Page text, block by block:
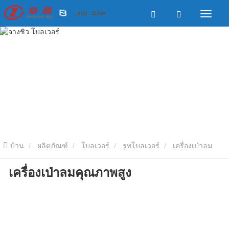
บ้าน ผลิตภัณฑ์ โบลเวอร์ รูทโบลเวอร์
คุณภาพสูง
เครื่องเป่าลมคุณภาพสูง